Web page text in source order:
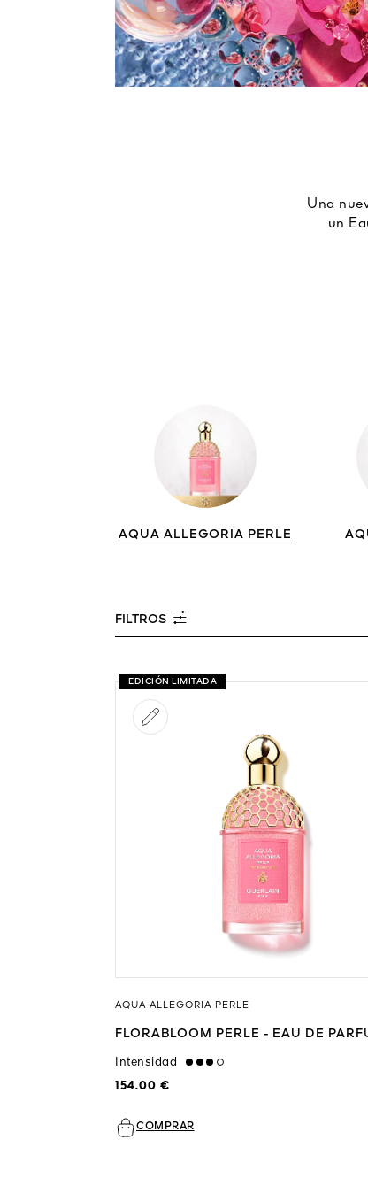
Una
un
AQUA ALLEGORIA PERLE
FILTROS
EDICIÓN LIMITADA
AQUA ALLEGORIA PERLE
FLORABLOOM PERLE - EAU DE
Intensidad high
154.00 €
COMPRAR